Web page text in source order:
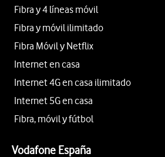
Fibra y 4 líneas móvil
Fibra y móvil ilimitado
Fibra Móvil y Netflix
Internet en casa
Internet 4G en casa ilimitado
Internet 5G en casa
Fibra, móvil y fútbol
Vodafone España